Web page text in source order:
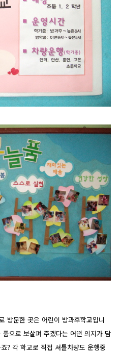
방문한 곳은 어린이 방과후학교입니
으로 보살펴 주겠다는 어떤 의지가 담
? 각 학교로 직접 셔틀차량도 운행중